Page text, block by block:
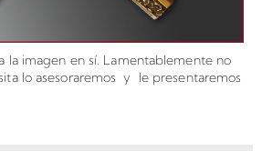
la imagen en sí. Lamentablemente no
lo asesoraremos y le presentaremos